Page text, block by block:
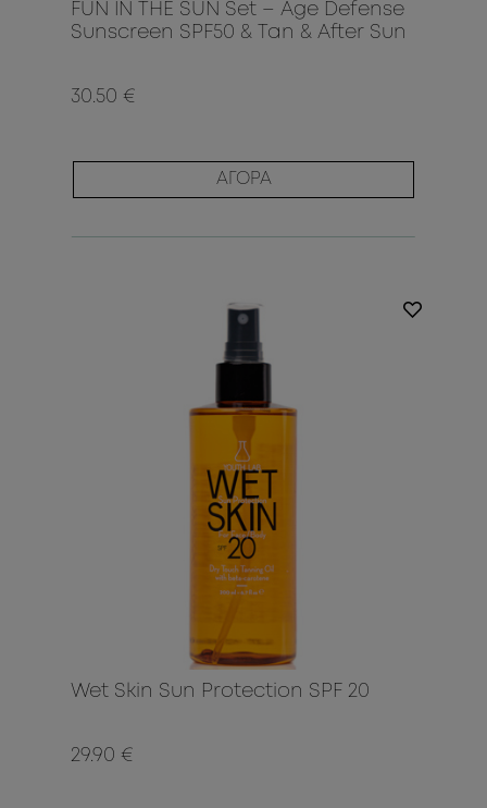
FUN IN THE SUN Set – Age Defense
Sunscreen SPF50 & Tan & After Sun
30.50 €
ΑΓΟΡΑ
Wet Skin Sun Protection SPF 20
29.90 €